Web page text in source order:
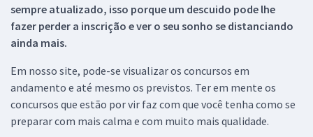
sempre atualizado, isso porque um descuido pode lhe
fazer perder a inscrição e ver o seu sonho se distanciando
ainda mais.
Em nosso site, pode-se visualizar os concursos em
andamento e até mesmo os previstos. Ter em mente os
concursos que estão por vir faz com que você tenha como se
preparar com mais calma e com muito mais qualidade.